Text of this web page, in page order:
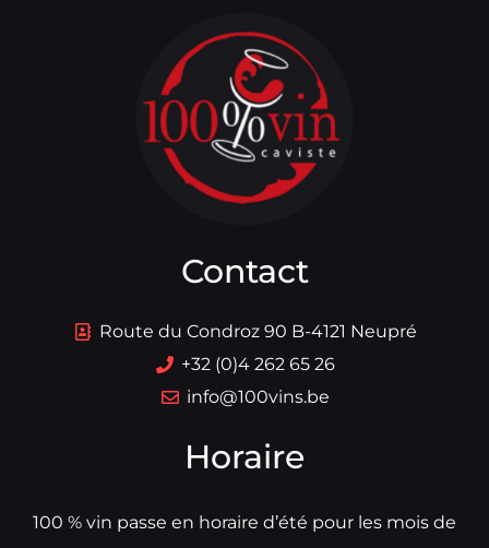
Contact
Route du Condroz 90 B-4121 Neupré
+32 (0)4 262 65 26
info@100vins.be
Horaire
100 % vin passe en horaire d’été pour les mois de